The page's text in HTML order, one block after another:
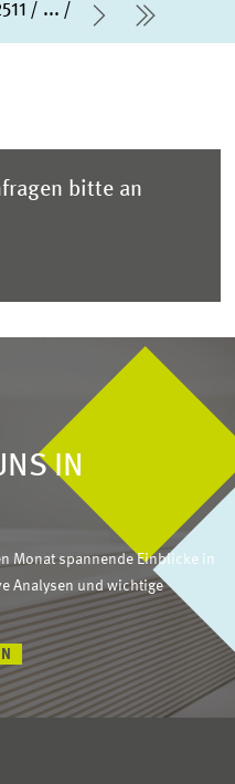
...
Nächste
letzte
bitte an
IN
Monat spannende Einblicke in
Analysen und wichtige